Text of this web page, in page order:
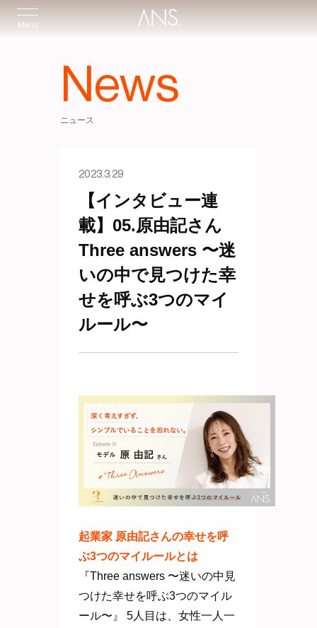
Menu
News
ニュース
2023.3.29
【インタビュー連
載】05.原由記さん
Three answers 〜迷
いの中で見つけた幸
せを呼ぶ3つのマイ
ルール〜
起業家 原由記さんの幸せを呼
ぶ3つのマイルールとは
『Three answers 〜迷いの中見
つけた幸せを呼ぶ3つのマイル
ール〜』 5人目は、女性一人一